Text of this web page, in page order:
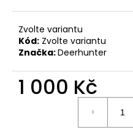
Zvolte variantu
Kód: Zvolte variantu
Značka:Deerhunter
1 000 Kč
u
e
m
e